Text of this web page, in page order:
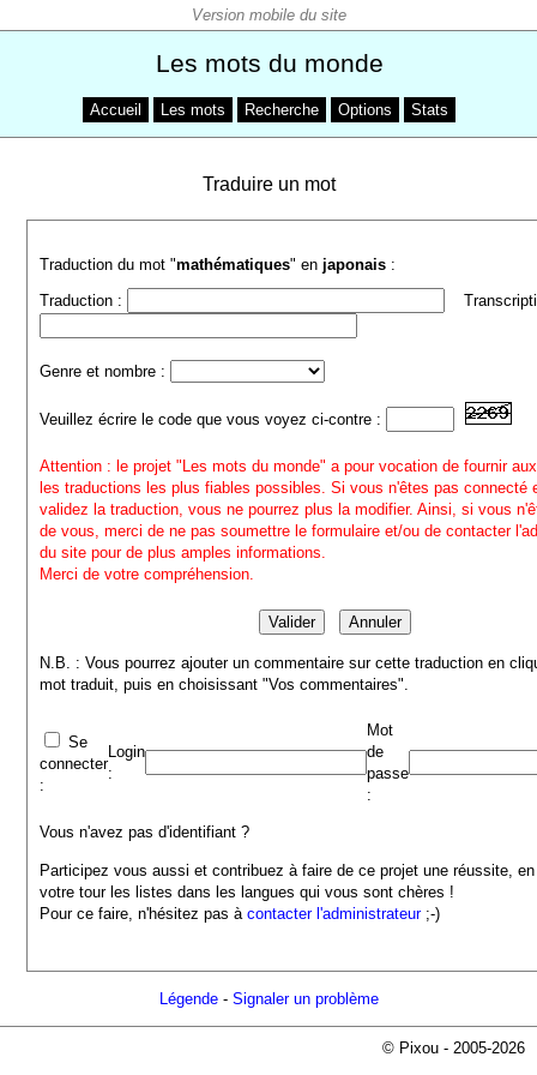
Les mots du monde
Accueil Les mots Recherche Options Stats
Traduire un mot
Traduction du mot "mathématiques" en japonais :
Traduction :
Genre et nombre :
Veuillez écrire le code que vous voyez ci-contre :
Attention : le projet "Les mots du monde" a pour vocation de fournir
les traductions les plus fiables possibles. Si vous n'êtes pas connecté
validez la traduction, vous ne pourrez plus la modifier. Ainsi, si vous
de vous, merci de ne pas soumettre le formulaire et/ou de contacter
du site pour de plus amples informations.
Merci de votre compréhension.
N.B. : Vous pourrez ajouter un commentaire sur cette traduction en
mot traduit, puis en choisissant "Vos commentaires".
Se
connecter
:
Login
:
Mot
de
passe
:
Vous n'avez pas d'identifiant ?
Participez vous aussi et contribuez à faire de ce projet une réussite,
votre tour les listes dans les langues qui vous sont chères !
Pour ce faire, n'hésitez pas àcontacter l'administrateur;-)
Légende- Signaler un problème
© Pixou - 2005-2026